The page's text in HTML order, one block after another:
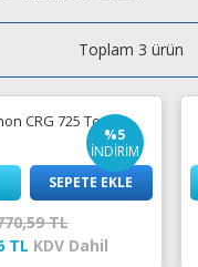
Toplam 3 ürün
%5
İNDİRİM
CRG 725 Toner
SEPETE EKLE
TL
TL KDV Dahil